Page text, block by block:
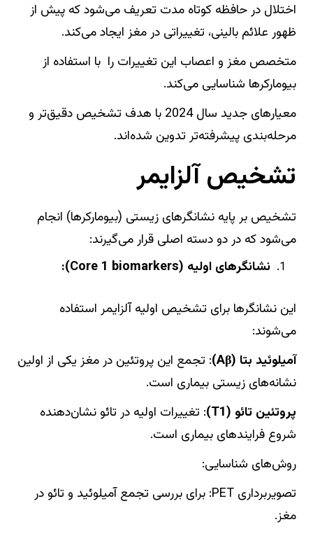
اختلال در حافظه کوتاه مدت تعریف می‌شود که پیش از
ظهور علائم بالینی، تغییراتی در مغز ایجاد می‌کند.
متخصص مغز و اعصاب این تغییرات را با استفاده از
بیومارکرها شناسایی می‌کند.
معیارهای جدید سال 2024 با هدف تشخیص دقیق‌تر و
مرحله‌بندی پیشرفته‌تر تدوین شده‌اند.
تشخیص آلزایمر
تشخیص بر پایه نشانگرهای زیستی (بیومارکرها) انجام
می‌شود که در دو دسته اصلی قرار می‌گیرند:
نشانگرهای اولیه (Core 1 biomarkers):
این نشانگرها برای تشخیص اولیه آلزایمر استفاده
می‌شوند:
آمیلوئید بتا (Aβ)
: تجمع این پروتئین در مغز یکی از اولین
نشانه‌های زیستی بیماری است.
پروتئین تائو (T1)
: تغییرات اولیه در تائو نشان‌دهنده
شروع فرایندهای بیماری است.
روش‌های شناسایی:
تصویربرداری PET: برای بررسی تجمع آمیلوئید و تائو در
مغز.